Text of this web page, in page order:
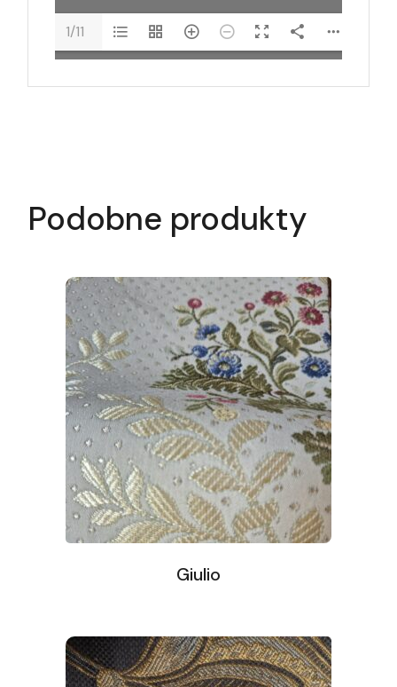
1/11
Podobne produkty
Giulio